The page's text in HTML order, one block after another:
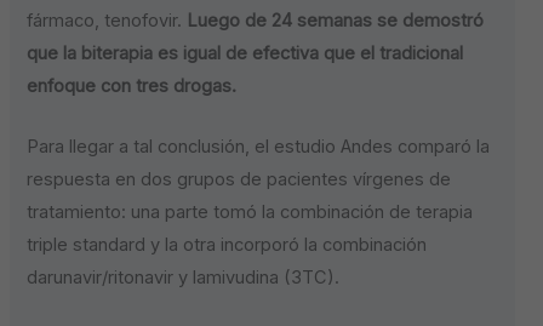
fármaco, tenofovir. Luego de 24 semanas se demostró
que la biterapia es igual de efectiva que el tradicional
enfoque con tres drogas.
Para llegar a tal conclusión, el estudio Andes comparó la
respuesta en dos grupos de pacientes vírgenes de
tratamiento: una parte tomó la combinación de terapia
triple standard y la otra incorporó la combinación
darunavir/ritonavir y lamivudina (3TC).